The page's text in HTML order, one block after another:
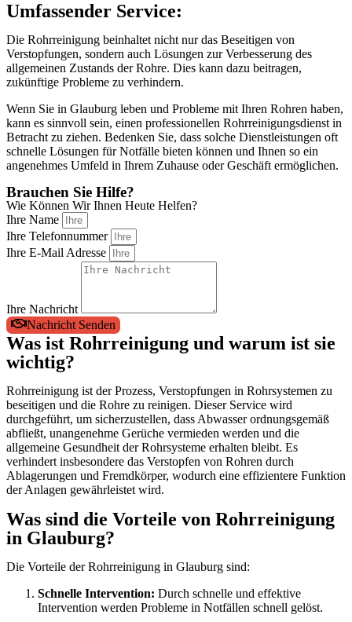
Umfassender Service:
Die Rohrreinigung beinhaltet nicht nur das Beseitigen von
Verstopfungen, sondern auch Lösungen zur Verbesserung des
allgemeinen Zustands der Rohre. Dies kann dazu beitragen,
zukünftige Probleme zu verhindern.
Wenn Sie in Glauburg leben und Probleme mit Ihren Rohren haben,
kann es sinnvoll sein, einen professionellen Rohrreinigungsdienst in
Betracht zu ziehen. Bedenken Sie, dass solche Dienstleistungen oft
schnelle Lösungen für Notfälle bieten können und Ihnen so ein
angenehmes Umfeld in Ihrem Zuhause oder Geschäft ermöglichen.
Brauchen Sie Hilfe?
Wie Können Wir Ihnen Heute Helfen?
Ihre Name
Ihre Telefonnummer
Ihre E-Mail Adresse
Ihre Nachricht
Nachricht Senden
Was ist Rohrreinigung und warum ist sie
wichtig?
Rohrreinigung ist der Prozess, Verstopfungen in Rohrsystemen zu
beseitigen und die Rohre zu reinigen. Dieser Service wird
durchgeführt, um sicherzustellen, dass Abwasser ordnungsgemäß
abfließt, unangenehme Gerüche vermieden werden und die
allgemeine Gesundheit der Rohrsysteme erhalten bleibt. Es
verhindert insbesondere das Verstopfen von Rohren durch
Ablagerungen und Fremdkörper, wodurch eine effizientere Funktion
der Anlagen gewährleistet wird.
Was sind die Vorteile von Rohrreinigung
in Glauburg?
Die Vorteile der Rohrreinigung in Glauburg sind:
Schnelle Intervention: Durch schnelle und effektive
Intervention werden Probleme in Notfällen schnell gelöst.